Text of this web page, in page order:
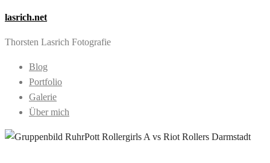
lasrich.net
Thorsten Lasrich Fotografie
Blog
Portfolio
Galerie
Über mich